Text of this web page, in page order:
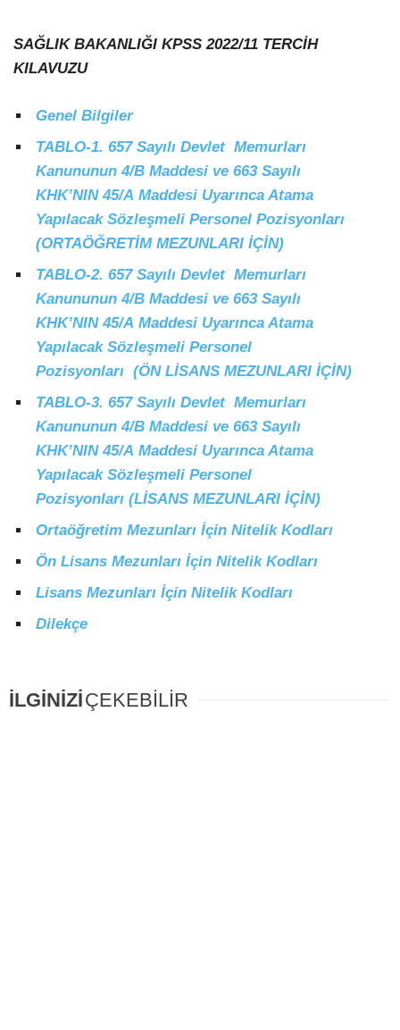
SAĞLIK BAKANLIĞI KPSS 2022/11 TERCİH
KILAVUZU
Genel Bilgiler
TABLO-1. 657 Sayılı Devlet Memurları
Kanununun 4/B Maddesi ve 663 Sayılı
KHK’NIN 45/A Maddesi Uyarınca Atama
Yapılacak Sözleşmeli Personel Pozisyonları
(ORTAÖĞRETİM MEZUNLARI İÇİN)
TABLO-2. 657 Sayılı Devlet Memurları
Kanununun 4/B Maddesi ve 663 Sayılı
KHK’NIN 45/A Maddesi Uyarınca Atama
Yapılacak Sözleşmeli Personel
Pozisyonları (ÖN LİSANS MEZUNLARI İÇİN)
TABLO-3. 657 Sayılı Devlet Memurları
Kanununun 4/B Maddesi ve 663 Sayılı
KHK’NIN 45/A Maddesi Uyarınca Atama
Yapılacak Sözleşmeli Personel
Pozisyonları (LİSANS MEZUNLARI İÇİN)
Ortaöğretim Mezunları İçin Nitelik Kodları
Ön Lisans Mezunları İçin Nitelik Kodları
Lisans Mezunları İçin Nitelik Kodları
Dilekçe
İLGİNİZİÇEKEBİLİR